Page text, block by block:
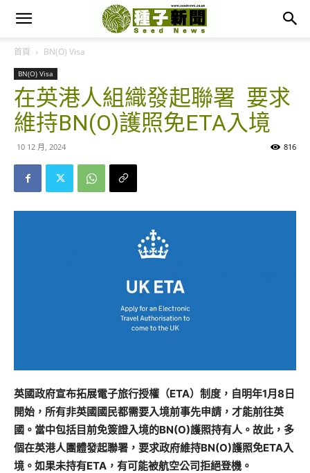
首頁 BN(O) Visa
BN(O) Visa
在英港人組織發起聯署 要求
維持BN(O)護照免ETA入境
10 12 月, 2024 816
英國政府宣布拓展電子旅行授權（ETA）制度，自明年1月8日
開始，所有非英國國民都需要入境前事先申請，才能前往英
國。當中包括目前免簽證入境的BN(O)護照持有人。故此，多
個在英港人團體發起聯署，要求政府維持BN(O)護照免ETA入
境。如果未持有ETA，有可能被航空公司拒絕登機。